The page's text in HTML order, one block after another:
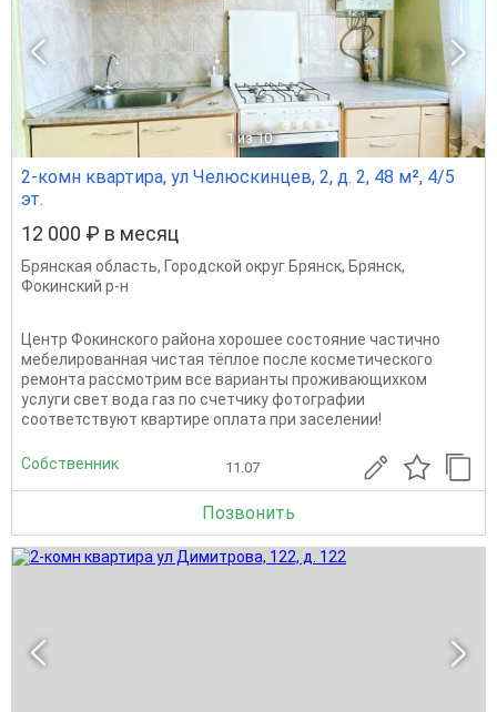
1 из 10
2-комн квартира, ул Челюскинцев, 2, д. 2, 48 м², 4/5
эт.
12 000 ₽ в месяц
Брянская область, Городской округ Брянск, Брянск,
Фокинский р-н
Центр Фокинского района хорошее состояние частично
мебелированная чистая тёплое после косметического
ремонта рассмотрим все варианты проживающихком
услуги свет вода газ по счетчику фотографии
соответствуют квартире оплата при заселении!
Собственник 11.07
Позвонить